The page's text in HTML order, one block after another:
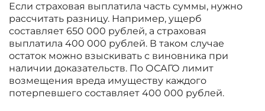
Если страховая выплатила часть суммы, нужно
рассчитать разницу. Например, ущерб
составляет 650 000 рублей, а страховая
выплатила 400 000 рублей. В таком случае
остаток можно взыскивать с виновника при
наличии доказательств. По ОСАГО лимит
возмещения вреда имуществу каждого
потерпевшего составляет 400 000 рублей.